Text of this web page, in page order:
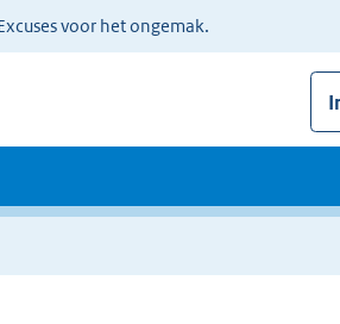
voor het ongemak.